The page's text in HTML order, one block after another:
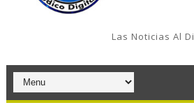
Las Noticias Al